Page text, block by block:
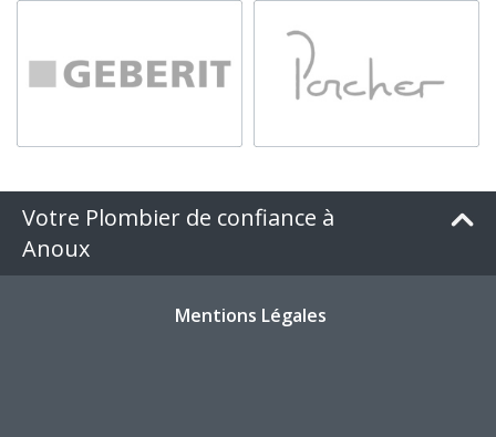
Votre Plombier de confiance à
Anoux
Mentions Légales